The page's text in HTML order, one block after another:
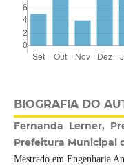
BIOGRAFIA DO
Fernanda Lerner,
Prefeitura Municipal
Mestrado em Engenharia